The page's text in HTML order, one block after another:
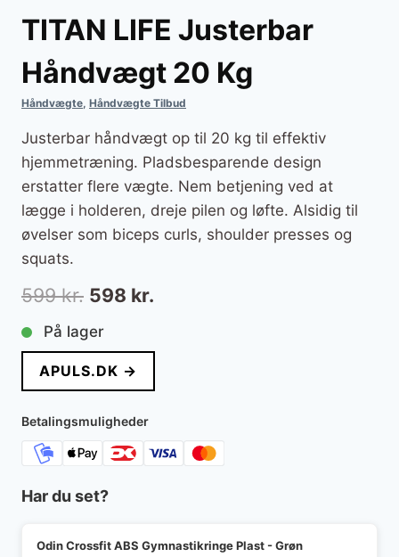
TITAN LIFE Justerbar
Håndvægt 20 Kg
Håndvægte, Håndvægte Tilbud
Justerbar håndvægt op til 20 kg til effektiv
hjemmetræning. Pladsbesparende design
erstatter flere vægte. Nem betjening ved at
lægge i holderen, dreje pilen og løfte. Alsidig til
øvelser som biceps curls, shoulder presses og
squats.
599kr. Den
oprindelige
pris
var:
599 kr..
598 kr.
pris
er:
På lager
APULS.DK →
Betalingsmuligheder
Har du set?
Odin Crossfit ABS Gymnastikringe Plast - Grøn